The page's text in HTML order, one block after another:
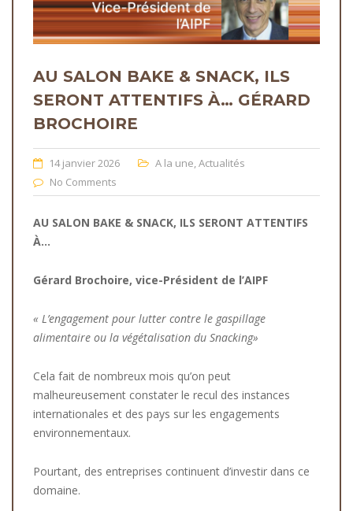
AU SALON BAKE & SNACK, ILS
SERONT ATTENTIFS À… GÉRARD
BROCHOIRE
14 janvier 2026 A la une Actualités
No Comments
AU SALON BAKE & SNACK, ILS SERONT ATTENTIFS
À…
Gérard Brochoire, vice-Président de l’AIPF
« L’engagement pour lutter contre le gaspillage
alimentaire ou la végétalisation du Snacking»
Cela fait de nombreux mois qu’on peut
malheureusement constater le recul des instances
internationales et des pays sur les engagements
environnementaux.
Pourtant, des entreprises continuent d’investir dans ce
domaine.